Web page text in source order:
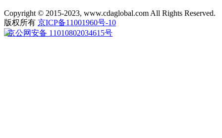
Copyright © 2015-2023, www.cdaglobal.com All Rights Reserved.
版权所有 京ICP备11001960号-10
京公网安备 11010802034615号